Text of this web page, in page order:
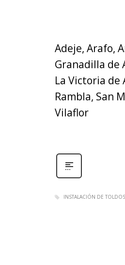
Adeje, Arafo,
Granadilla de
La Victoria de
Rambla, San
Vilaflor
INSTALACIÓN DE